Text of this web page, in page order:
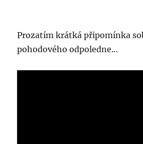
Prozatím krátká připomínka
pohodového odpoledne…